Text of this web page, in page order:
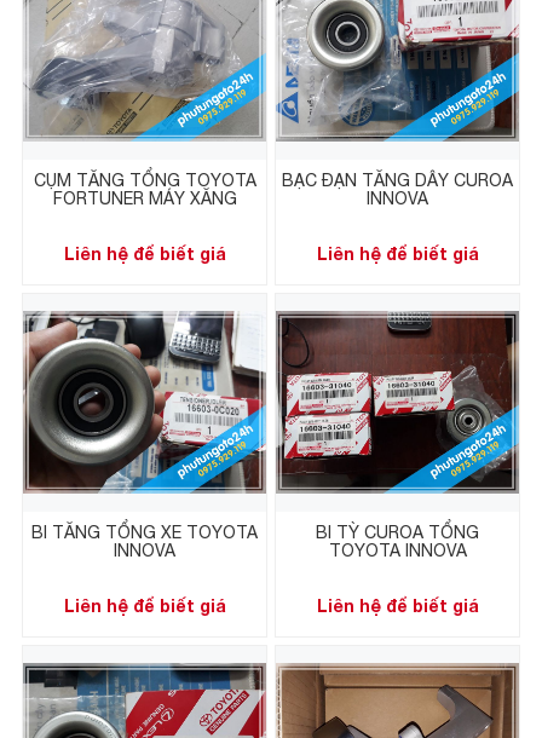
CỤM TĂNG TỔNG TOYOTA
FORTUNER MÁY XĂNG
Liên hệ để biết giá
BẠC ĐẠN TĂNG DÂY CUROA
INNOVA
Liên hệ để biết giá
BI TĂNG TỔNG XE TOYOTA
INNOVA
Liên hệ để biết giá
BI TỲ CUROA TỔNG
TOYOTA INNOVA
Liên hệ để biết giá